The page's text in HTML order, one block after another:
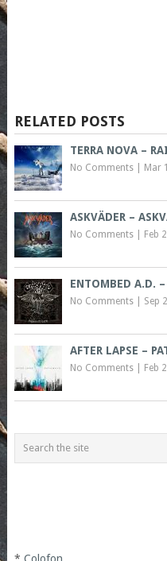
RELATED POSTS
TERRA NOVA –
No Comments| Mar
ASKVÄDER –
No Comments| Feb
ENTOMBED A.D.
No Comments| Sep
AFTER LAPSE –
No Comments| Feb
* Colofon